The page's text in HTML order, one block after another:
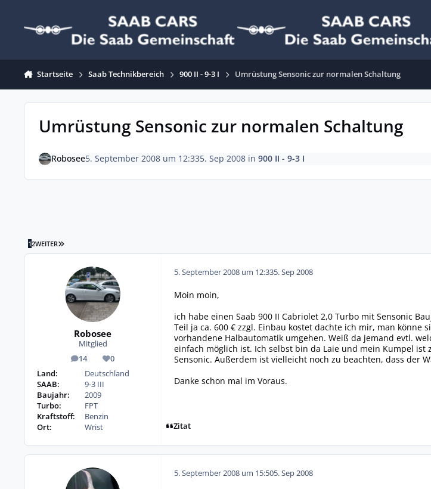
Startseite Saab Technikbereich 900 II - 9-3 I Umrüstung Sensonic zur normalen Schaltung
Umrüstung Sensonic zur normalen Schaltung
Robosee5. September 2008 um 12:335. Sep 2008in 900 II - 9-3 I
12WEITER LETZTE SEITE
Robosee
Mitglied
14
Beiträge 0
Reputation
Land:
Deutschland
SAAB:
9-3 III
Baujahr:
2009
Turbo:
FPT
Kraftstoff:
Benzin
Ort:
Wrist
5. September 2008 um 12:335. Sep 2008
Moin moin,
ich habe einen Saab 900 II Cabriolet 2,0 Turbo mit Sensonic
Teil ja ca. 600 € zzgl. Einbau kostet dachte ich mir, man
vorhandene Halbautomatik umgehen. Weiß da jemand evtl.
einfach möglich ist. Ich selbst bin da Laie und mein Kumpel
Sensonic. Außerdem ist vielleicht noch zu beachten, dass der
Danke schon mal im Voraus.
Zitat
5. September 2008 um 15:505. Sep 2008